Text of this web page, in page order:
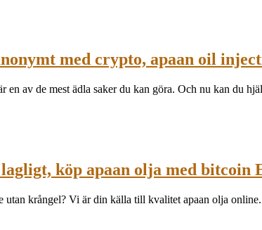
med crypto, apaan oil
en av de mest ädla saker du kan göra. Och nu kan du
köp apaan olja med bitcoin
krångel? Vi är din källa till kvalitet apaan olja